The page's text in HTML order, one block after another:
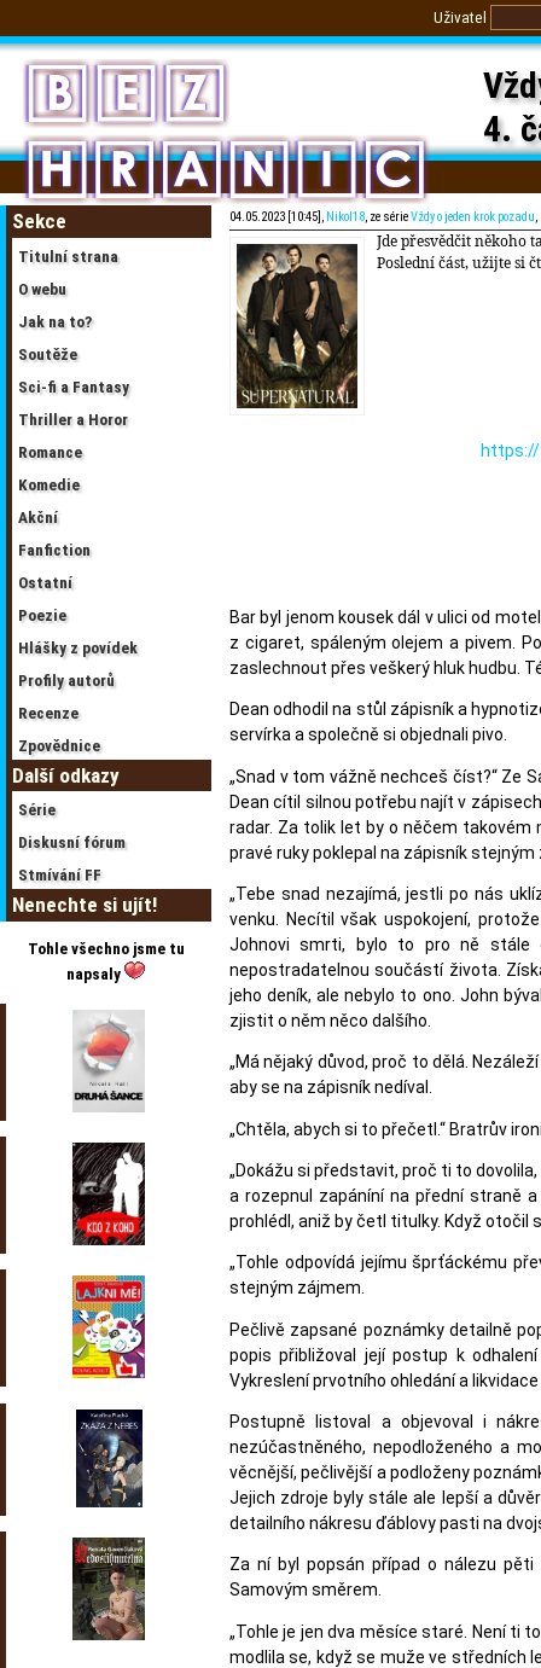
Uživatel
4.
Sekce
Titulní strana
O webu
Jak na to?
Soutěže
Sci-fi a Fantasy
Thriller a Horor
Romance
Komedie
Akční
Fanfiction
Ostatní
Poezie
Hlášky z povídek
Profily autorů
Recenze
Zpovědnice
Další odkazy
Série
Diskusní fórum
Stmívání FF
Nenechte si ujít!
Tohle všechno jsme tu
napsaly
04.05.2023 [10:45], Nikol18, ze sérieVždy o jeden krok pozadu
Jde přesvědčit někoho
Poslední část, užijte si
https://
Bar byl jenom kousek dál v ulici od
z cigaret, spáleným olejem a pivem.
zaslechnout přes veškerý hluk hudbu.
Dean odhodil na stůl zápisník a
servírka a společně si objednali pivo.
„Snad v tom vážně nechceš číst?“ Ze
Dean cítil silnou potřebu najít v
radar. Za tolik let by o něčem takovém
pravé ruky poklepal na zápisník
„Tebe snad nezajímá, jestli po nás
venku. Necítil však uspokojení,
Johnovi smrti, bylo to pro ně stále
nepostradatelnou součástí života.
jeho deník, ale nebylo to ono. John
zjistit o něm něco dalšího.
„Má nějaký důvod, proč to dělá.
aby se na zápisník nedíval.
„Chtěla, abych si to přečetl.“ Bratrův
„Dokážu si představit, proč ti to
a rozepnul zapáníní na přední straně
prohlédl, aniž by četl titulky. Když otočil
„Tohle odpovídá jejímu šprťáckému
stejným zájmem.
Pečlivě zapsané poznámky detailně
popis přibližoval její postup k
Vykreslení prvotního ohledání a
Postupně listoval a objevoval i
nezúčastněného, nepodloženého a
věcnější, pečlivější a podloženy
Jejich zdroje byly stále ale lepší a
detailního nákresu ďáblovy pasti na
Za ní byl popsán případ o nálezu
Samovým směrem.
„Tohle je jen dva měsíce staré. Není ti
modlila se, když se muže ve středních